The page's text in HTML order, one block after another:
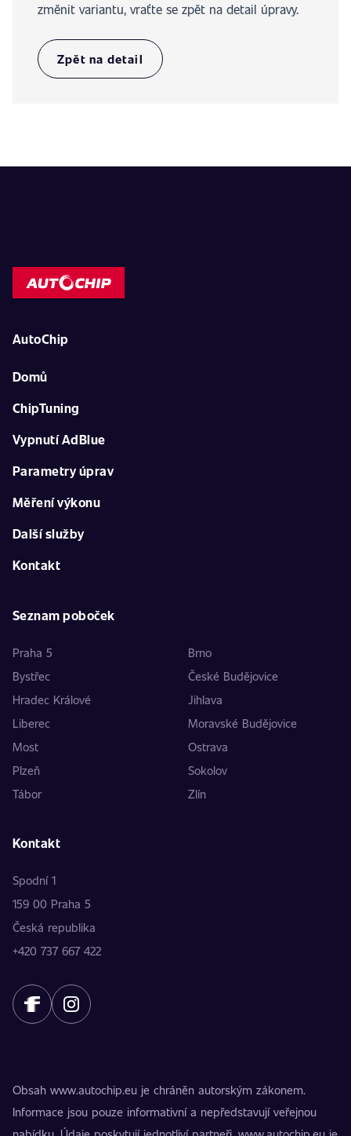
změnit variantu, vraťte se zpět na detail úpravy.
Zpět na detail
AutoChip
Domů
ChipTuning
Vypnutí AdBlue
Parametry úprav
Měření výkonu
Další služby
Kontakt
Seznam poboček
Praha 5
Brno
Bystřec
České Budějovice
Hradec Králové
Jihlava
Liberec
Moravské Budějovice
Most
Ostrava
Plzeň
Sokolov
Tábor
Zlín
Kontakt
Spodní 1
159 00 Praha 5
Česká republika
+420 737 667 422
Obsah www.autochip.eu je chráněn autorským zákonem.
Informace jsou pouze informativní a nepředstavují veřejnou